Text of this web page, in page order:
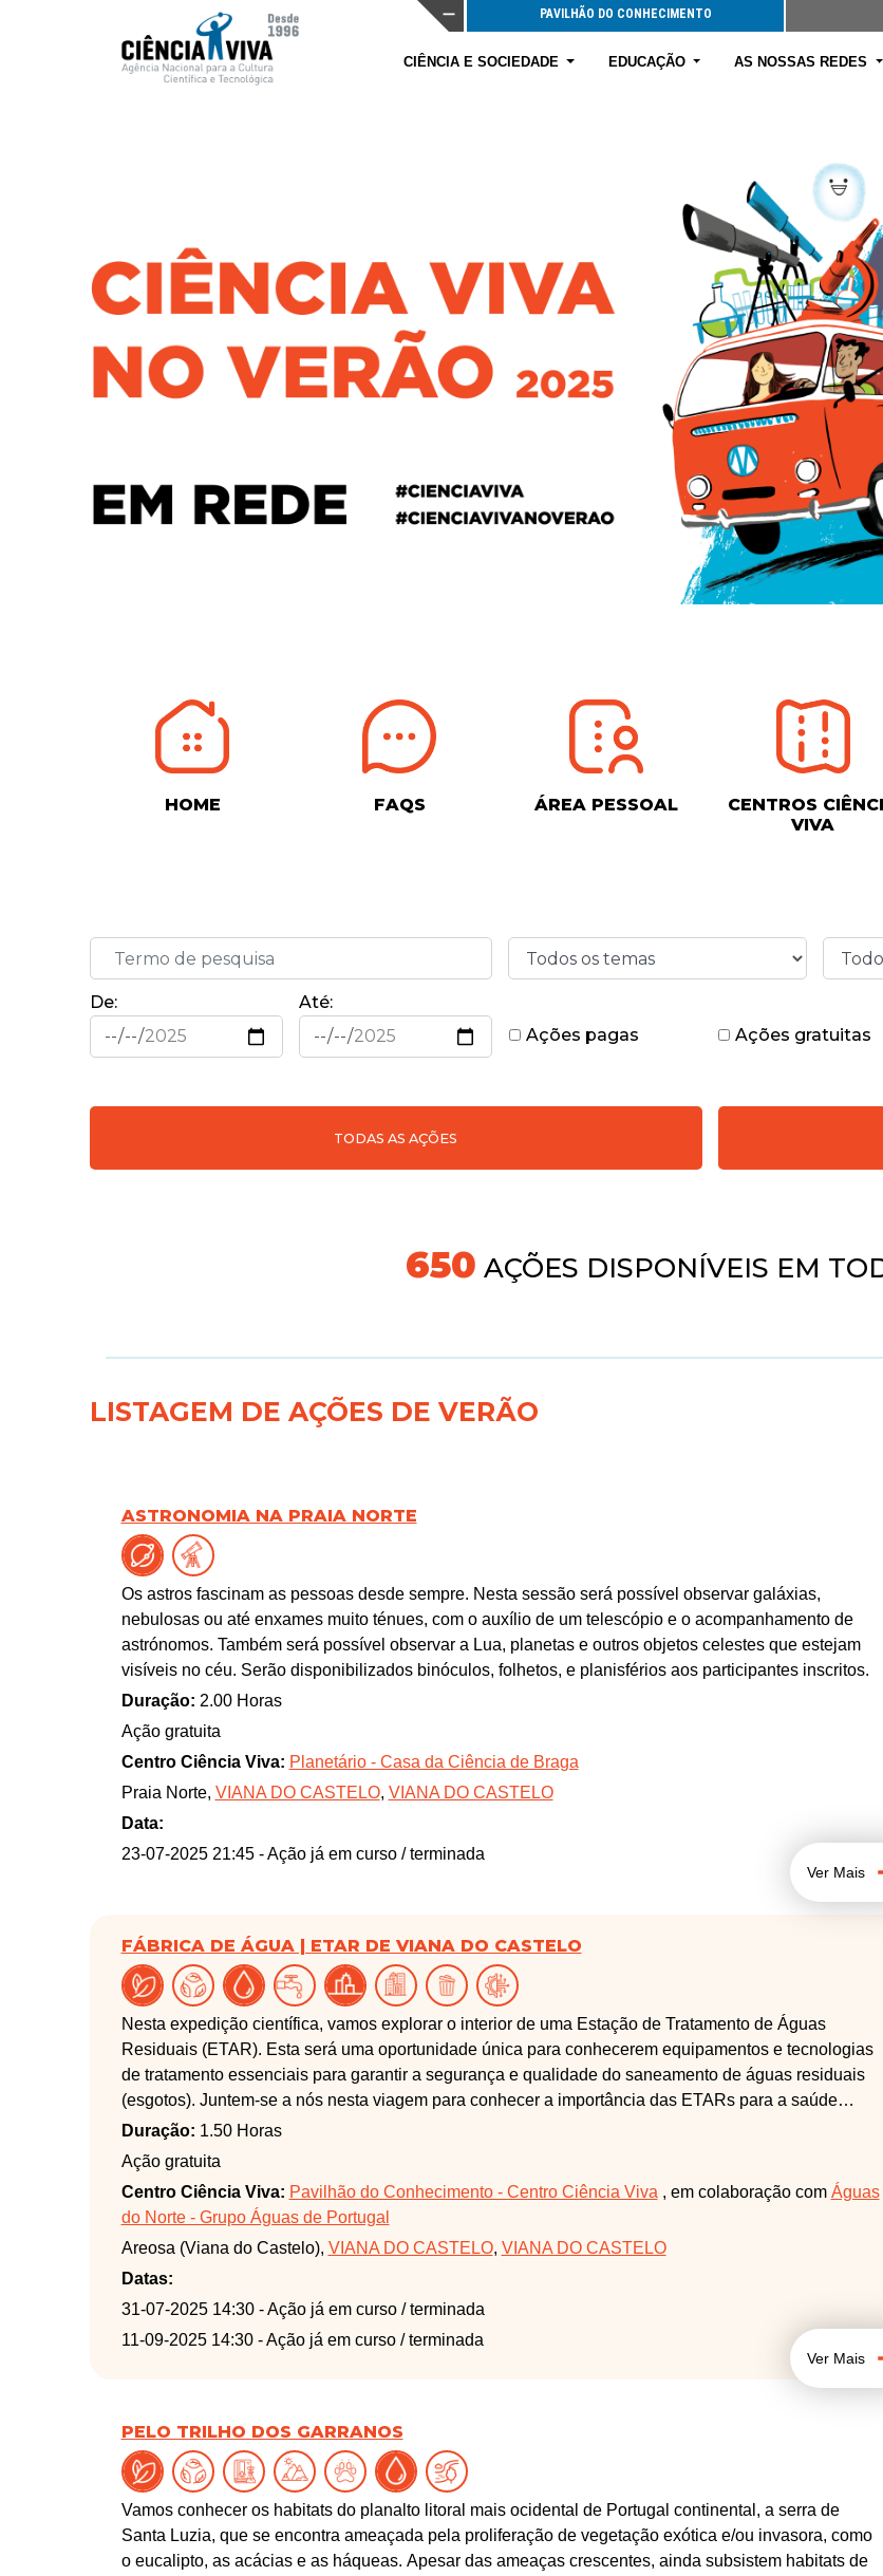
PAVILHÃO DO CONHECIMENTO
CIÊNCIA E SOCIEDADE EDUCAÇÃO AS NOSSAS REDES
HOME FAQS ÁREA PESSOAL
CENTROS
VIVA
De:
Até:
Ações pagas
Ações gratuitas
TODAS AS AÇÕES
718AÇÕES DISPONÍVEIS EM
LISTAGEM DE AÇÕES DE VERÃO
ASTRONOMIA NA PRAIA NORTE
Os astros fascinam as pessoas desde sempre. Nesta sessão será possível observar galáxias,
nebulosas ou até enxames muito ténues, com o auxílio de um telescópio e o acompanhamento de
astrónomos. Também será possível observar a Lua, planetas e outros objetos celestes que estejam
visíveis no céu. Serão disponibilizados binóculos, folhetos, e planisférios aos participantes inscritos.
Duração: 2.00 Horas
Ação gratuita
Centro Ciência Viva: Planetário - Casa da Ciência de Braga
Praia Norte, VIANA DO CASTELO, VIANA DO CASTELO
Data:
23-07-2025 21:45 - Ação já em curso / terminada
Ver Mais
FÁBRICA DE ÁGUA | ETAR DE VIANA DO CASTELO
Nesta expedição científica, vamos explorar o interior de uma Estação de Tratamento de Águas
Residuais (ETAR). Esta será uma oportunidade única para conhecerem equipamentos e tecnologias
de tratamento essenciais para garantir a segurança e qualidade do saneamento de águas residuais
(esgotos). Juntem-se a nós nesta viagem para conhecer a importância das ETARs para a saúde
pública e proteção do ambiente, com uma abordagem divertida pela sustentabilidade ambiental, a
economia circular, as alterações climáticas, e o papel de cada um de NÓS.
Duração: 1.50 Horas
Ação gratuita
Centro Ciência Viva: Pavilhão do Conhecimento - Centro Ciência Viva , em colaboração com Águas
do Norte - Grupo Águas de Portugal
Areosa (Viana do Castelo), VIANA DO CASTELO, VIANA DO CASTELO
Datas:
31-07-2025 14:30 - Ação já em curso / terminada
11-09-2025 14:30 - Ação já em curso / terminada
Ver Mais
PELO TRILHO DOS GARRANOS
Vamos conhecer os habitats do planalto litoral mais ocidental de Portugal continental, a serra de
Santa Luzia, que se encontra ameaçada pela proliferação de vegetação exótica e/ou invasora, como
o eucalipto, as acácias e as háqueas. Apesar das ameaças crescentes, ainda subsistem habitats de